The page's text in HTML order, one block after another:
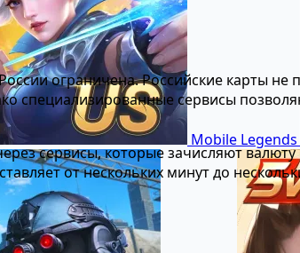
Mobile Legends
ограничена. Российские карты
специализированные сервисы
сервисы, которые зачисляют
от нескольких минут до